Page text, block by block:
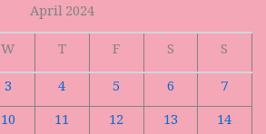
April 2024
W T F S
S
3 4 5 6
7
10 11 12 13
14